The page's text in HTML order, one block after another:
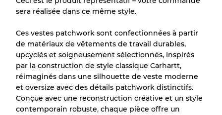
Qualité APresque neuf, usure légère
Qualité BPeu utilisé
Qualité C Usure visible avec taches
sera réalisée dans ce même style.
Ces vestes patchwork sont confectionnées à partir
de matériaux de vêtements de travail durables,
upcyclés et soigneusement sélectionnés, inspirés
par la construction de style classique Carhartt,
réimaginés dans une silhouette de veste moderne
et oversize avec des détails patchwork distinctifs.
Conçue avec une reconstruction créative et un style
contemporain robuste, chaque pièce offre un